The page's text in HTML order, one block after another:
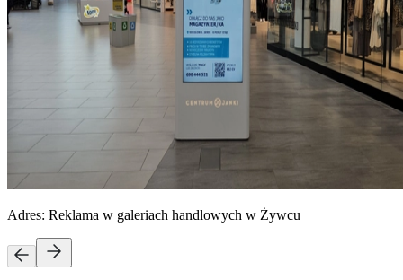
Adres: Reklama w galeriach handlowych w Żywcu